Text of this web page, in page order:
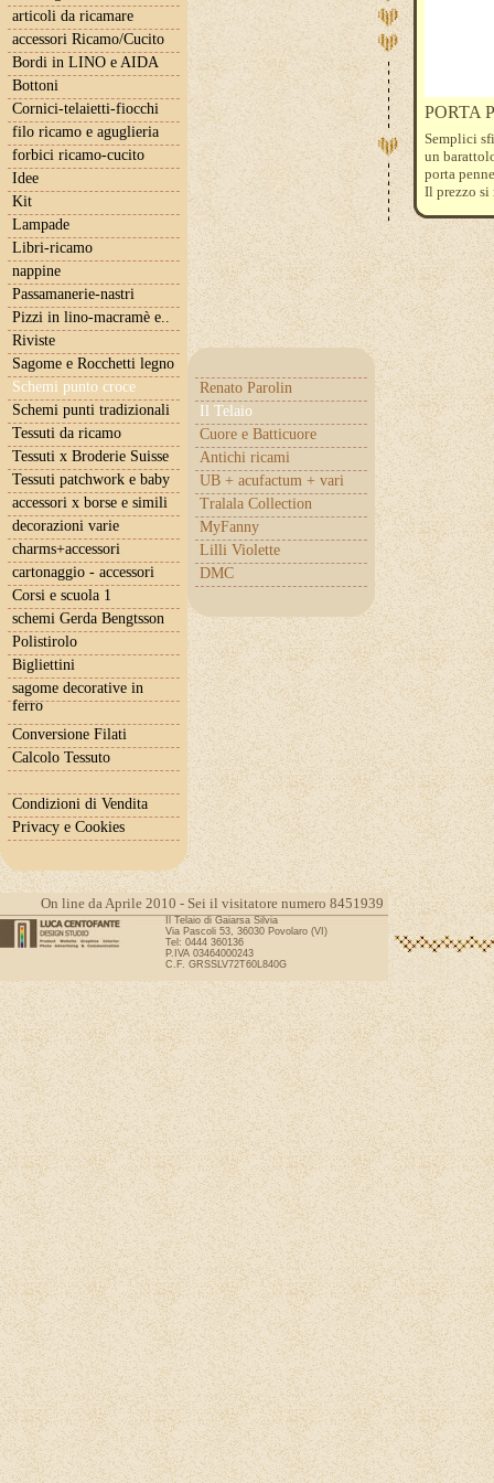
articoli da ricamare
accessori Ricamo/Cucito
Bordi in LINO e AIDA
Bottoni
Cornici-telaietti-fiocchi
filo ricamo e aguglieria
forbici ricamo-cucito
Idee
Kit
Lampade
Libri-ricamo
nappine
Passamanerie-nastri
Pizzi in lino-macramè e..
Riviste
Sagome e Rocchetti legno
Schemi punto croce
Renato Parolin
Il Telaio
Cuore e Batticuore
Antichi ricami
UB + acufactum + vari
Tralala Collection
MyFanny
Lilli Violette
DMC
Schemi punti tradizionali
Tessuti da ricamo
Tessuti x Broderie Suisse
Tessuti patchwork e baby
accessori x borse e simili
decorazioni varie
charms+accessori
cartonaggio - accessori
Corsi e scuola 1
schemi Gerda Bengtsson
Polistirolo
Bigliettini
sagome decorative in
ferro
Conversione Filati
Calcolo Tessuto
Condizioni di Vendita
Privacy e Cookies
PORTA
Semplici
un
porta penne
Il prezzo si
On line da Aprile 2010 - Sei il visitatore numero 8451939
Il Telaio di Gaiarsa Silvia
Via Pascoli 53, 36030 Povolaro (VI)
Tel: 0444 360136
P.IVA 03464000243
C.F. GRSSLV72T60L840G